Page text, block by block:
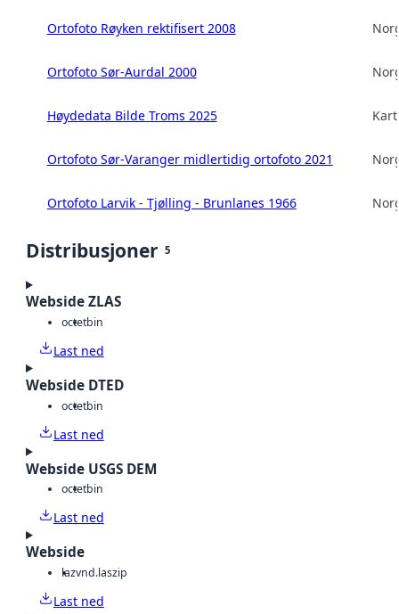
Ortofoto Røyken rektifisert 2008
Ortofoto Sør-Aurdal 2000
Høydedata Bilde Troms 2025
Ortofoto Sør-Varanger midlertidig ortofoto 2021
Ortofoto Larvik - Tjølling - Brunlanes 1966
Distribusjoner 5
Webside ZLAS
octetbin
Last ned
Webside DTED
octetbin
Last ned
Webside USGS DEM
octetbin
Last ned
Webside
lazvnd.laszip
Last ned